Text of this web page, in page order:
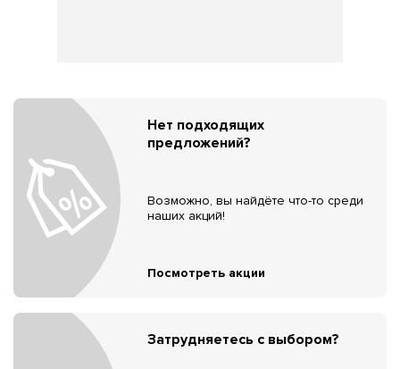
Нет подходящих
предложений?
Возможно, вы найдёте что-то среди
наших акций!
Посмотреть акции
Затрудняетесь с выбором?